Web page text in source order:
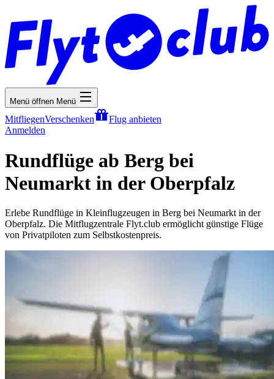
Menü öffnen Menü
MitfliegenVerschenken
Flug anbieten
Anmelden
Rundflüge ab Berg bei
Neumarkt in der Oberpfalz
Erlebe Rundflüge in Kleinflugzeugen in Berg bei Neumarkt in der
Oberpfalz. Die Mitflugzentrale Flyt.club ermöglicht günstige Flüge
von Privatpiloten zum Selbstkostenpreis.